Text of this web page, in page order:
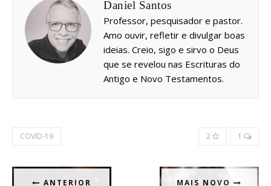
Daniel Santos
Professor, pesquisador e pastor.
Amo ouvir, refletir e divulgar boas
ideias. Creio, sigo e sirvo o Deus
que se revelou nas Escrituras do
Antigo e Novo Testamentos.
COVID-19 2 1
ANTERIOR MAIS NOVO